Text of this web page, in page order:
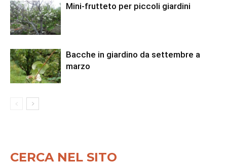
Mini-frutteto per piccoli giardini
Bacche in giardino da settembre a
marzo
CERCA NEL SITO